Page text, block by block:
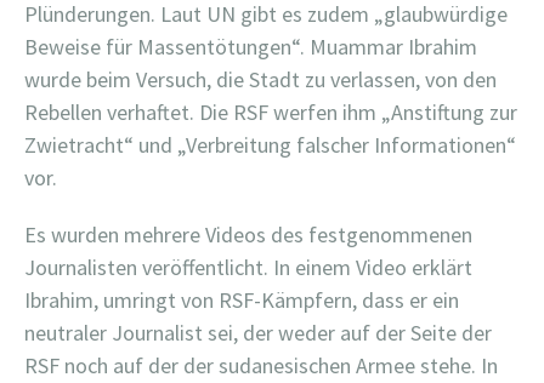
Plünderungen. Laut UN gibt es zudem „glaubwürdige
Beweise für Massentötungen“. Muammar Ibrahim
wurde beim Versuch, die Stadt zu verlassen, von den
Rebellen verhaftet. Die RSF werfen ihm „Anstiftung zur
Zwietracht“ und „Verbreitung falscher Informationen“
vor.
Es wurden mehrere Videos des festgenommenen
Journalisten veröffentlicht. In einem Video erklärt
Ibrahim, umringt von RSF-Kämpfern, dass er ein
neutraler Journalist sei, der weder auf der Seite der
RSF noch auf der der sudanesischen Armee stehe. In